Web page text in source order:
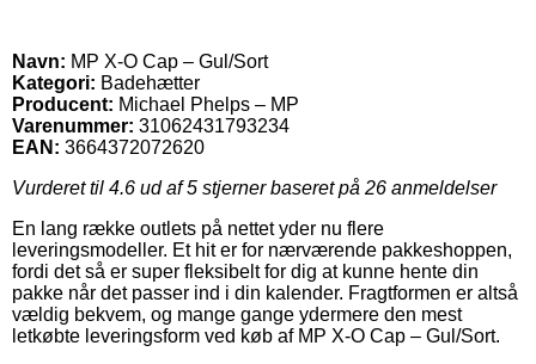
Navn: MP X-O Cap – Gul/Sort
Kategori: Badehætter
Producent: Michael Phelps – MP
Varenummer: 31062431793234
EAN: 3664372072620
Vurderet til 4.6 ud af 5 stjerner baseret på 26 anmeldelser
En lang række outlets på nettet yder nu flere
leveringsmodeller. Et hit er for nærværende pakkeshoppen,
fordi det så er super fleksibelt for dig at kunne hente din
pakke når det passer ind i din kalender. Fragtformen er altså
vældig bekvem, og mange gange ydermere den mest
letkøbte leveringsform ved køb af MP X-O Cap – Gul/Sort.